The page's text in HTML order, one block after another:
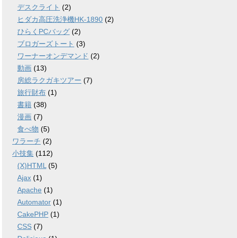
デスクライト (2)
ヒダカ高圧洗浄機HK-1890 (2)
ひらくPCバッグ (2)
ブロガーズトート (3)
ワーナーオンデマンド (2)
動画 (13)
房総ラクガキツアー (7)
旅行財布 (1)
書籍 (38)
漫画 (7)
食べ物 (5)
ワラーチ (2)
小技集 (112)
(X)HTML (5)
Ajax (1)
Apache (1)
Automator (1)
CakePHP (1)
CSS (7)